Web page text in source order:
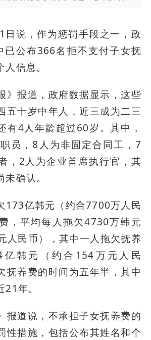
日说，作为惩罚手段之一，政
已公布366名拒不支付子女抚
信息。
》报道，政府数据显示，这些
五十岁中年人，近三成为二三
有4人年龄超过60岁。其中，
员，8人为非固定合同工，7
，2人为企业首席执行官，其
确认。
173亿韩元（约合7700万人民
，平均每人拖欠4730万韩元
人民币），其中一人拖欠抚养
亿韩元（约合154万元人民
抚养费的时间为五年半，其中
年。
报道说，不承担子女抚养费的
性措施，包括公布其姓名和个